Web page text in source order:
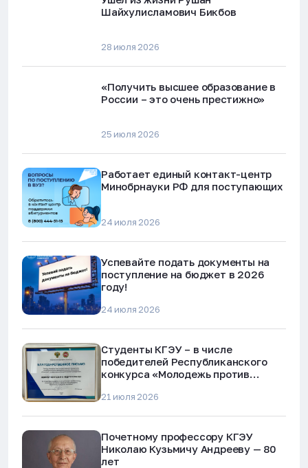
Шайхулисламович Бикбов
28 июля 2026
«Получить высшее образование в
России – это очень престижно»
25 июля 2026
Работает единый контакт-центр
Минобрнауки РФ для поступающих
24 июля 2026
Успевайте подать документы на
поступление на бюджет в 2026
году!
24 июля 2026
Студенты КГЭУ – в числе
победителей Республиканского
конкурса «Молодежь против
мошенничества»
21 июля 2026
Почетному профессору КГЭУ
Николаю Кузьмичу Андрееву — 80
лет